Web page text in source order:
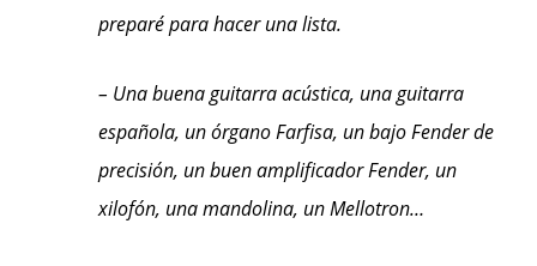
preparé para hacer una lista.
– Una buena guitarra acústica, una guitarra
española, un órgano Farfisa, un bajo Fender de
precisión, un buen amplificador Fender, un
xilofón, una mandolina, un Mellotron…